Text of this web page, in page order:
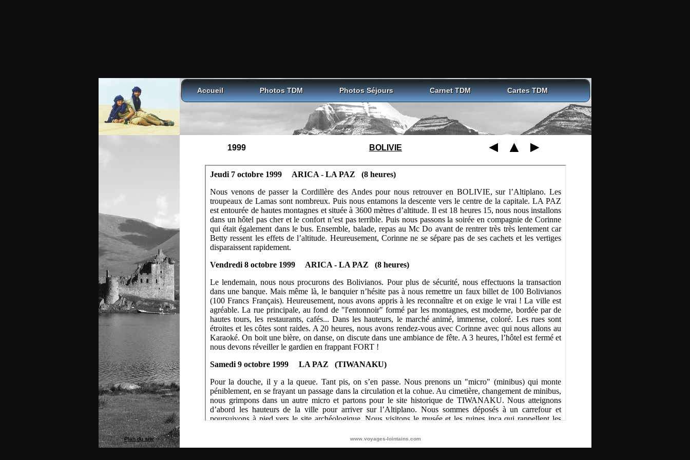
Accueil Photos TDM Photos Séjours Carnet TDM Cartes TDM
1999 BOLIVIE
Plan du site www.voyages-lointains.com